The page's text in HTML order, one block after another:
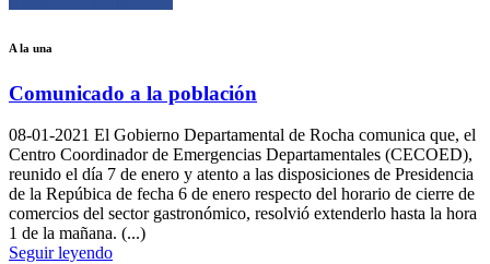
A la una
Comunicado a la población
08-01-2021 El Gobierno Departamental de Rocha comunica que, el
Centro Coordinador de Emergencias Departamentales (CECOED),
reunido el día 7 de enero y atento a las disposiciones de Presidencia
de la Repúbica de fecha 6 de enero respecto del horario de cierre de
comercios del sector gastronómico, resolvió extenderlo hasta la hora
1 de la mañana. (...)
Seguir leyendo